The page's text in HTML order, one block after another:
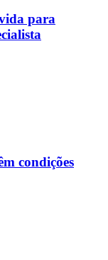
para
condições